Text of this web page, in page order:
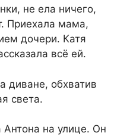
не ела ничего,
Приехала мама,
дочери. Катя
всё ей.
диване, обхватив
света.
на улице. Он